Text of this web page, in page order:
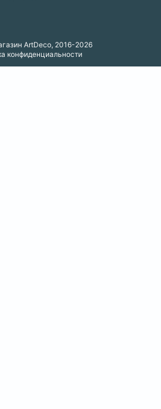
ArtDeco, 2016-2026
конфиденциальности